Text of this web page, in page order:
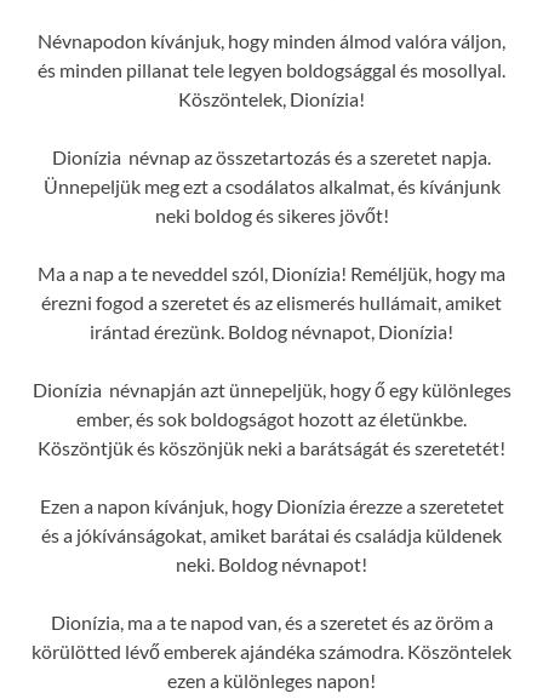
Névnapodon kívánjuk, hogy minden álmod valóra váljon,
és minden pillanat tele legyen boldogsággal és mosollyal.
Köszöntelek, Dionízia!
Dionízia névnap az összetartozás és a szeretet napja.
Ünnepeljük meg ezt a csodálatos alkalmat, és kívánjunk
neki boldog és sikeres jövőt!
Ma a nap a te neveddel szól, Dionízia! Reméljük, hogy ma
érezni fogod a szeretet és az elismerés hullámait, amiket
irántad érezünk. Boldog névnapot, Dionízia!
Dionízia névnapján azt ünnepeljük, hogy ő egy különleges
ember, és sok boldogságot hozott az életünkbe.
Köszöntjük és köszönjük neki a barátságát és szeretetét!
Ezen a napon kívánjuk, hogy Dionízia érezze a szeretetet
és a jókívánságokat, amiket barátai és családja küldenek
neki. Boldog névnapot!
Dionízia, ma a te napod van, és a szeretet és az öröm a
körülötted lévő emberek ajándéka számodra. Köszöntelek
ezen a különleges napon!